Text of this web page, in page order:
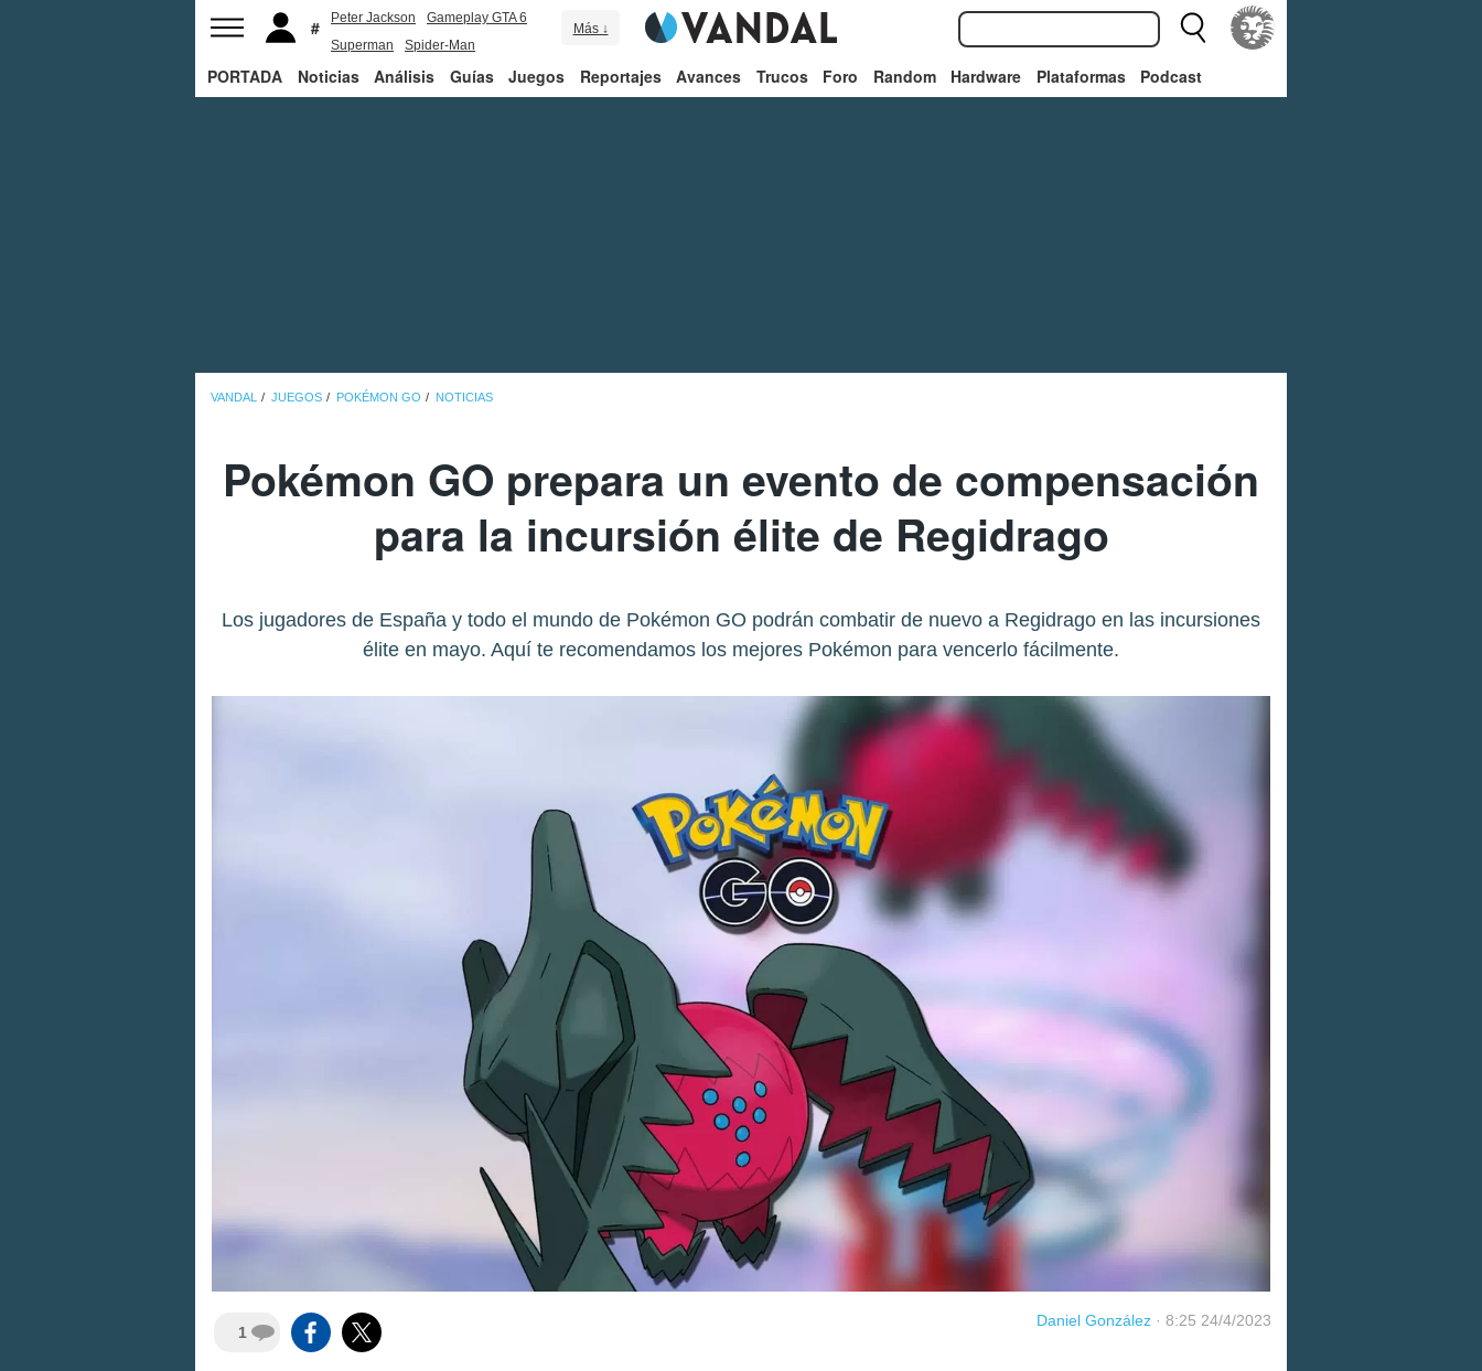
Peter Jackson
Gameplay GTA 6
Superman
Spider-Man
Más ↓
PORTADA Noticias Análisis Guías Juegos Reportajes Avances Trucos Foro Random Hardware Plataformas Podcast
VANDAL JUEGOS POKÉMON GO NOTICIAS
Pokémon GO prepara un evento de compensación
para la incursión élite de Regidrago
Los jugadores de España y todo el mundo de Pokémon GO podrán combatir de nuevo a Regidrago en las incursiones
élite en mayo. Aquí te recomendamos los mejores Pokémon para vencerlo fácilmente.
1
Daniel González · 8:25 24/4/2023